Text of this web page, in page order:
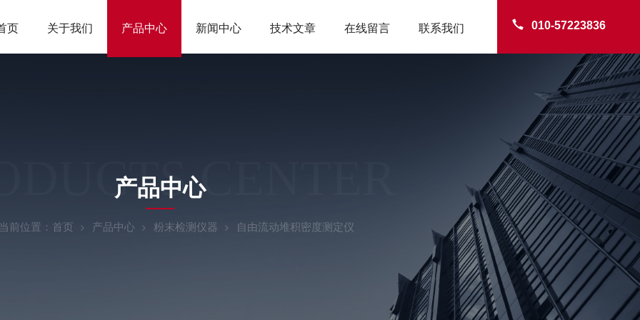
010-57223836
页 关于我们 产品中心 新闻中心 技术文章 在线留言 联系我们
CENTER
产品中心
前位置： 首页 产品中心 粉末检测仪器 自由流动堆积密度测定仪